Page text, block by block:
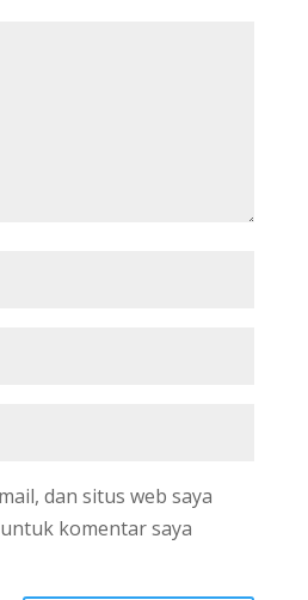
dan situs web saya
komentar saya